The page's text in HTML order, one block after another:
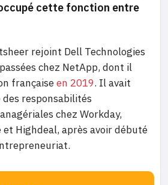
cette fonction entre
rejoint Dell Technologies
chez NetApp, dont il
françaiseen 2019. Il avait
responsabilités
chez Workday,
Highdeal, après avoir débuté